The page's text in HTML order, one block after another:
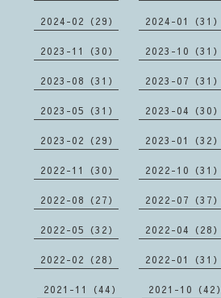
2024-02（29） 2024-01（31）
2023-11（30） 2023-10（31）
2023-08（31） 2023-07（31）
2023-05（31） 2023-04（30）
2023-02（29） 2023-01（32）
2022-11（30） 2022-10（31）
2022-08（27） 2022-07（37）
2022-05（32） 2022-04（28）
2022-02（28） 2022-01（31）
2021-11（44） 2021-10（42）